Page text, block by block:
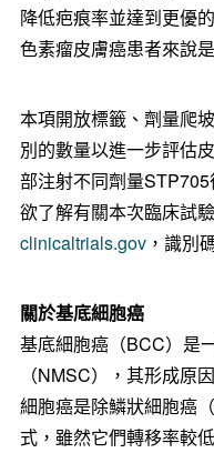
降低疤痕率並達到更優
色素瘤皮膚癌患者來說
本項開放標籤、劑量爬
別的數量以進一步評估
部注射不同劑量
欲了解有關本次臨床試
clinicaltrials.gov，識別
關於基底細胞癌
基底細胞癌（BCC）是
（NMSC），其形成原
細胞癌是除鱗狀細胞癌
式，雖然它們轉移率較